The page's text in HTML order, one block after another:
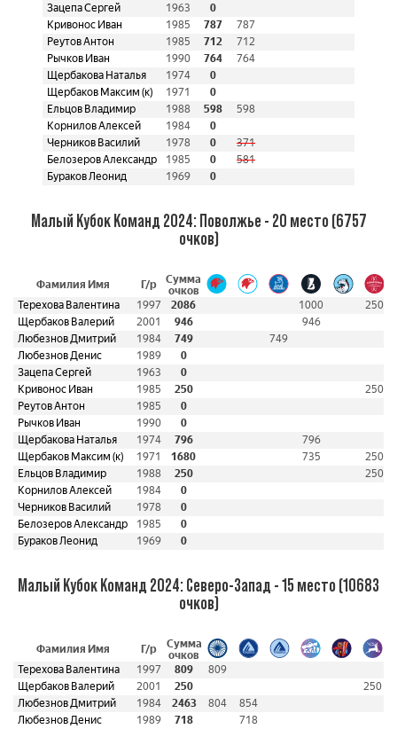
Зацепа Сергей
1963
0
Кривонос Иван
1985 787
787
Реутов Антон
1985 712
712
Рычков Иван
1990 764
764
Щербакова Наталья
1974
0
Щербаков Максим (к)
1971
0
Ельцов Владимир
1988 598
598
Корнилов Алексей
1984
0
Черников Василий
1978 0
371
Белозеров Александр
1985 0
581
Бураков Леонид
1969 0
Малый Кубок Команд 2024: Поволжье - 20 место (6757
очков)
Фамилия Имя Г/р
Сумма
очков
Терехова Валентина
1997 2086 1000
250
Щербаков Валерий
2001 946
946
Любезнов Дмитрий
1984 749
749
Любезнов Денис
1989
0
Зацепа Сергей
1963
0
Кривонос Иван
1985 250
250
Реутов Антон
1985
0
Рычков Иван
1990
0
Щербакова Наталья
1974 796
796
Щербаков Максим (к)
1971 1680 735
250
Ельцов Владимир
1988 250
250
Корнилов Алексей
1984
0
Черников Василий
1978
0
Белозеров Александр
1985
0
Бураков Леонид
1969 0
Малый Кубок Команд 2024: Северо-Запад - 15 место (10683
очков)
Фамилия Имя Г/р
Сумма
очков
Терехова Валентина
1997 809
809
Щербаков Валерий
2001 250
250
Любезнов Дмитрий
1984 2463 804
854
Любезнов Денис
1989 718
718